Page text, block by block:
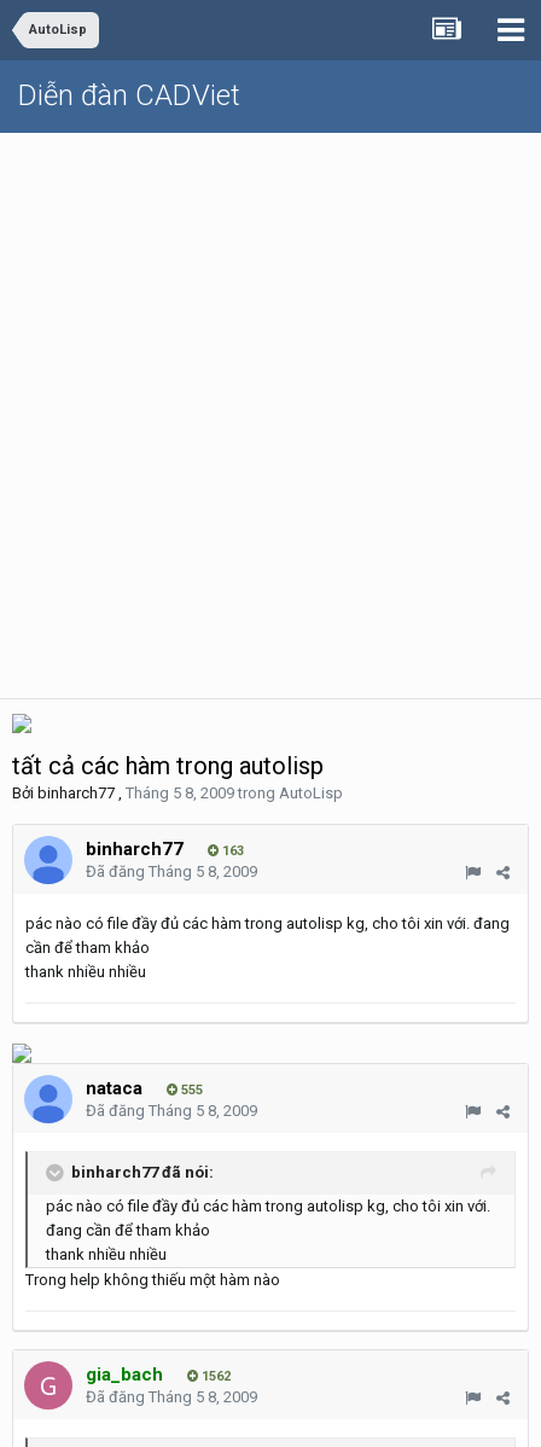
AutoLisp
Diễn đàn CADViet
tất cả các hàm trong autolisp
Bởi binharch77 , Tháng 5 8, 2009trong AutoLisp
binharch77 163
Đã đăng Tháng 5 8, 2009
pác nào có file đầy đủ các hàm trong autolisp kg, cho tôi xin với. đang
cần để tham khảo
thank nhiều nhiều
nataca 555
Đã đăng Tháng 5 8, 2009
binharch77 đã nói:
pác nào có file đầy đủ các hàm trong autolisp kg, cho tôi xin với.
đang cần để tham khảo
thank nhiều nhiều
Trong help không thiếu một hàm nào
gia_bach 1562
Đã đăng Tháng 5 8, 2009